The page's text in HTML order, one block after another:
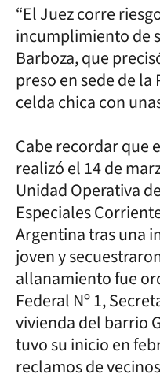
“El Juez corre
incumplimiento de
Barboza, que
preso en sede de la
celda chica con
Cabe recordar que
realizó el 14 de
Unidad Operativa
Especiales
Argentina tras una
joven y
allanamiento fue
Federal Nº 1,
vivienda del barrio
tuvo su inicio en
reclamos de